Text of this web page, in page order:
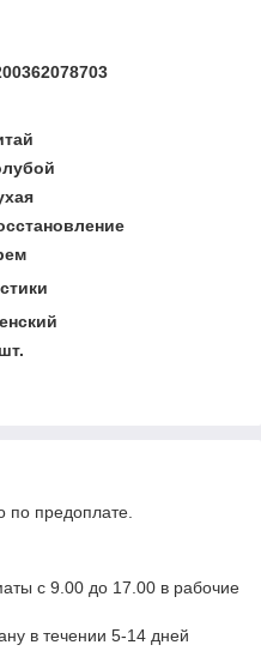
по предоплате.
с 9.00 до 17.00 в рабочие
в течении 5-14 дней